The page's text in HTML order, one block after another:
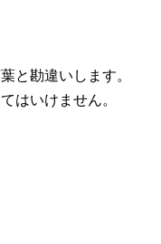
と勘違いします。
はいけません。